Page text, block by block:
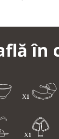
în